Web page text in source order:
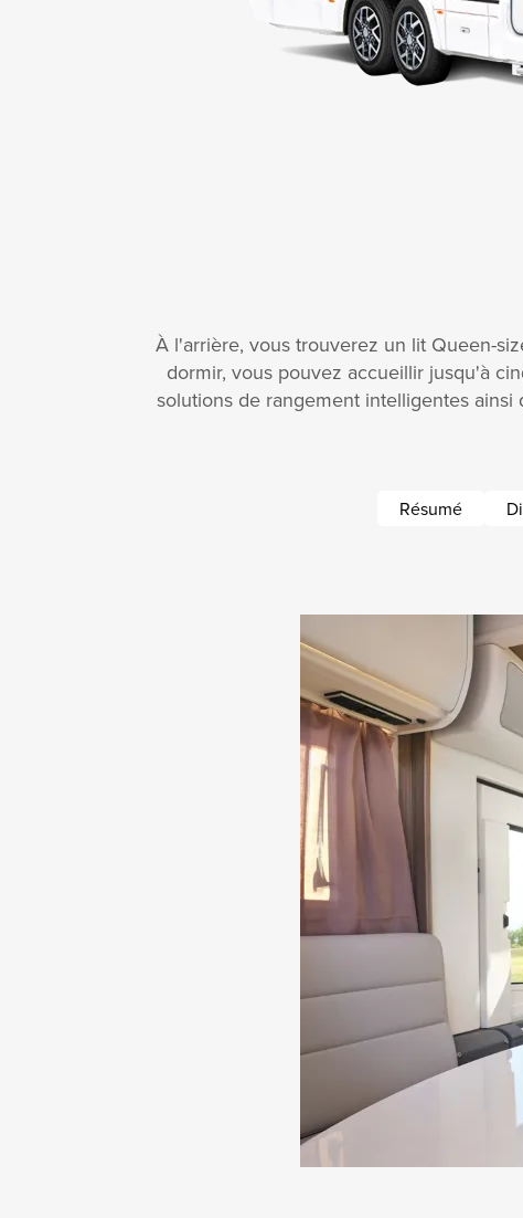
À l'arrière, vous trouverez un lit Queen-
dormir, vous pouvez accueillir jusqu'à
solutions de rangement intelligentes
Résumé